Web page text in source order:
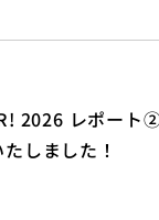
2026 レポー
しました！